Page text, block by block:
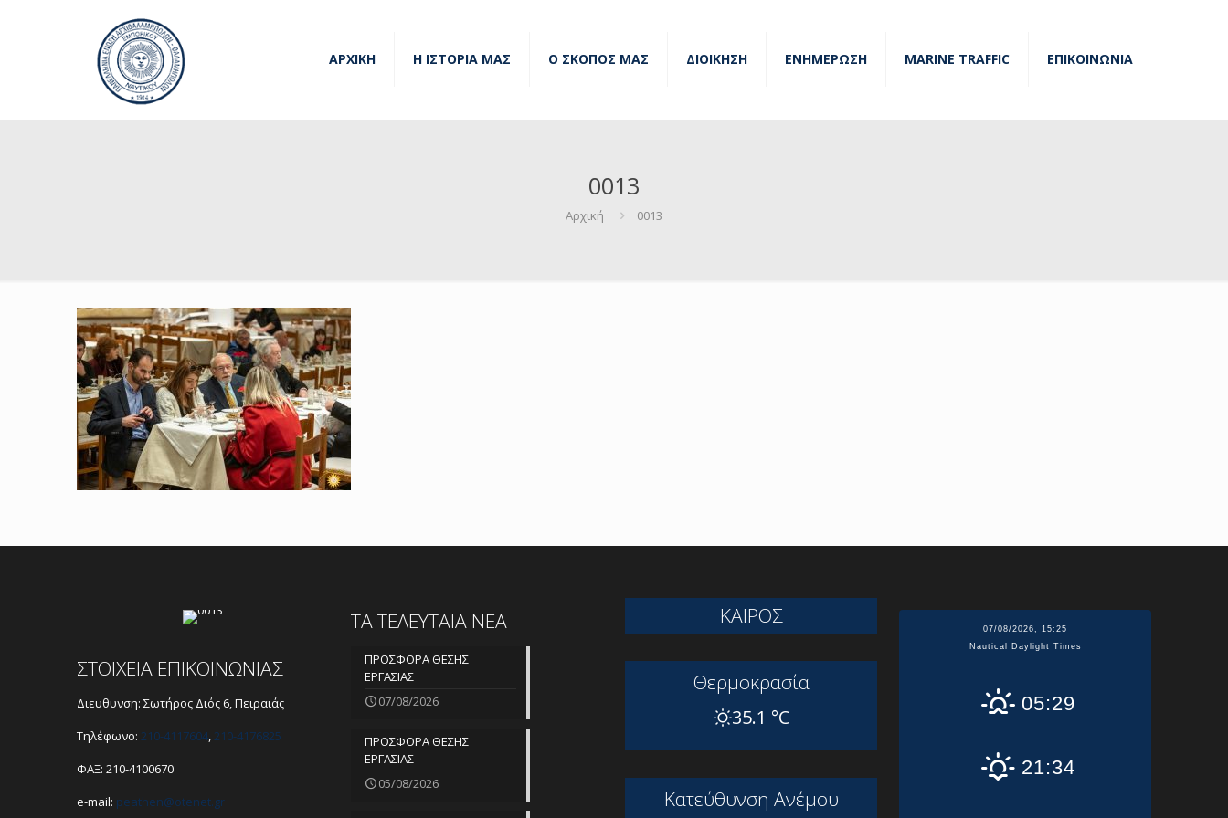
ΑΡΧΙΚΗ Η ΙΣΤΟΡΙΑ ΜΑΣ Ο ΣΚΟΠΟΣ ΜΑΣ ΔΙΟΙΚΗΣΗ ΕΝΗΜΕΡΩΣΗ MARINE TRAFFIC ΕΠΙΚΟΙΝΩΝΙΑ
0013
Αρχική 0013
ΣΤΟΙΧΕΙΑ ΕΠΙΚΟΙΝΩΝΙΑΣ
Διευθυνση: Σωτήρος Διός 6, Πειραιάς
Τηλέφωνο: 210-4117604,210-4176825
ΦΑΞ: 210-4100670
e-mail: peathen@otenet.gr
ΤΑ ΤΕΛΕΥΤΑΙΑ ΝΕΑ
ΠΡΟΣΦΟΡΑ ΘΕΣΗΣ
ΕΡΓΑΣΙΑΣ
07/08/2026
ΠΡΟΣΦΟΡΑ ΘΕΣΗΣ
ΕΡΓΑΣΙΑΣ
05/08/2026
ΚΑΙΡΟΣ
Θερμοκρασία
35.1 °C
Kατεύθυνση Aνέμου
07/08/2026, 15:25
Nautical Daylight Times
05:29
21:34